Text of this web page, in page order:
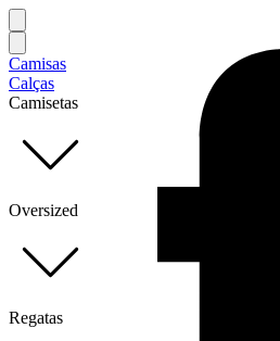
Camisas
Calças
Camisetas
Oversized
Regatas